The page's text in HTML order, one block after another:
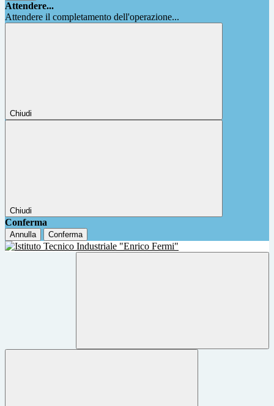
Attendere...
Attendere il completamento dell'operazione...
Chiudi
Chiudi
Conferma
Annulla Conferma